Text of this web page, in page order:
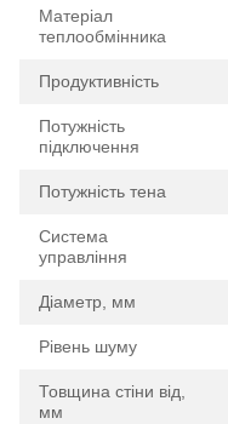
Матеріал
теплообмінника
Продуктивність
Потужність
підключення
Потужність тена
Система
управління
Діаметр, мм
Рівень шуму
Товщина стіни від,
мм